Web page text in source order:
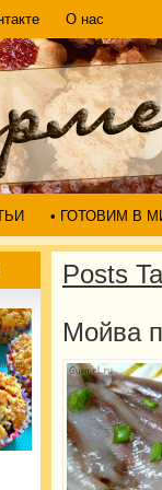
О нас
• ГОТОВИМ В
Posts
Мойва